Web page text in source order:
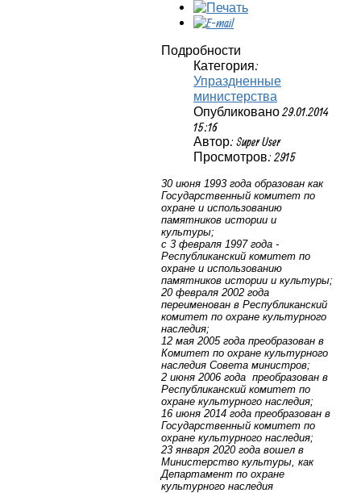
Подробности
Категория:
Упраздненные
министерства
Опубликовано 29.01.2014
15:16
Автор: Super User
Просмотров: 2915
30 июня 1993 года образован как
Государственный комитет по
охране и использованию
памятников истории и
культуры;
с 3 февраля 1997 года -
Республиканский комитет по
охране и использованию
памятников истории и культуры;
20 февраля 2002 года
переименован в Республиканский
комитет по охране культурного
наследия;
12 мая 2005 года преобразован в
Комитет по охране культурного
наследия Совета министров;
2 июня 2006 года преобразован в
Республиканский комитет по
охране культурного наследия;
16 июня 2014 года преобразован в
Государственный комитет по
охране культурного наследия;
23 января 2020 года вошел в
Министерство культуры, как
Департамент по охране
культурного наследия